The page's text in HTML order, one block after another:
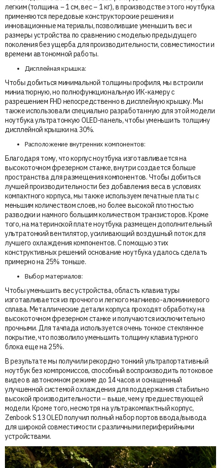
легким (толщина – 1 см, вес – 1 кг), в производстве этого ноутбука
применяются передовые конструкторские решения и
инновационные материалы, позволившие уменьшить вес и
размеры устройства по сравнению с моделью предыдущего
поколения без ущерба для производительности, совместимости и
времени автономной работы.
Дисплейная крышка:
Чтобы добиться минимальной толщины профиля, мы встроили
миниатюрную, но полнофункциональную ИК-камеру с
разрешением FHD непосредственно в дисплейную крышку. Мы
также использовали специально разработанную для этой модели
ноутбука ультратонкую OLED-панель, чтобы уменьшить толщину
дисплейной крышки на 30%.
Расположение внутренних компонентов:
Благодаря тому, что корпус ноутбука изготавливается на
высокоточном фрезерном станке, внутри создается больше
пространства для размещения компонентов. Чтобы добиться
лучшей производительности без добавления веса в условиях
компактного корпуса, мы также используем печатные платы с
меньшим количеством слоев, но более высокой плотностью
разводки и намного большим количеством транзисторов. Кроме
того, на материнской плате ноутбука размещен дополнительный
ультратонкий вентилятор, усиливающий воздушный поток для
лучшего охлаждения компонентов. С помощью этих
конструктивных решений основание ноутбука удалось сделать
примерно на 25% тоньше.
Выбор материалов:
Чтобы уменьшить вес устройства, область клавиатуры
изготавливается из прочного и легкого магниево-алюминиевого
сплава. Металлические детали корпуса проходят обработку на
высокоточном фрезерном станке и получаются исключительно
прочными. Для тачпада используется очень тонкое стеклянное
покрытие, что позволило уменьшить толщину клавиатурного
блока еще на 25%.
В результате мы получили рекордно тонкий ультрапортативный
ноутбук без компромиссов, способный воспроизводить потоковое
видео в автономном режиме до 14 часов и оснащенный
улучшенной системой охлаждения для поддержания стабильно
высокой производительности – выше, чем у предшествующей
модели. Кроме того, несмотря на ультракомпактный корпус,
Zenbook S 13 OLED получил полный набор портов ввода/вывода
для широкой совместимости с различными периферийными
устройствами.